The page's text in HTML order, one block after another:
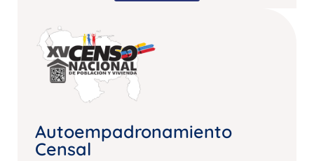
Autoempadronamiento
Censal